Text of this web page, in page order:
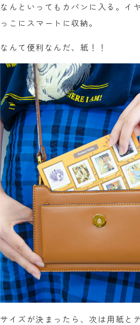
なんといってもカバンに入る。イ
っこにスマートに収納。
なんて便利なんだ、紙！！
サイズが決まったら、次は用紙と